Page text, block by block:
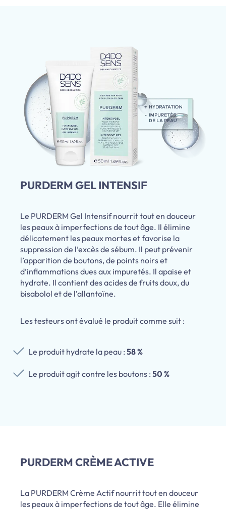
PURDERM GEL INTENSIF
Le PURDERM Gel Intensif nourrit tout en douceur
les peaux à imperfections de tout âge. Il élimine
délicatement les peaux mortes et favorise la
suppression de l’excès de sébum. Il peut prévenir
l’apparition de boutons, de points noirs et
d’inflammations dues aux impuretés. Il apaise et
hydrate. Il contient des acides de fruits doux, du
bisabolol et de l’allantoïne.
Les testeurs ont évalué le produit comme suit :
Le produit hydrate la peau : 58 %
Le produit agit contre les boutons : 50 %
PURDERM CRÈME ACTIVE
La PURDERM Crème Actif nourrit tout en douceur
les peaux à imperfections de tout âge. Elle élimine